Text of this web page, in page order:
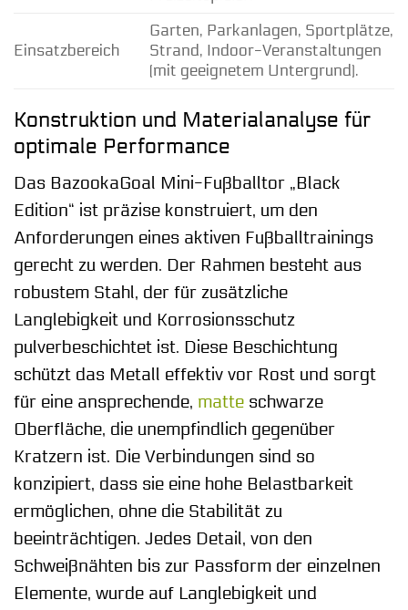
Einsatzbereich
Garten, Parkanlagen, Sportplätze,
Strand, Indoor-Veranstaltungen
(mit geeignetem Untergrund).
Konstruktion und Materialanalyse für
optimale Performance
Das BazookaGoal Mini-Fußballtor „Black
Edition“ ist präzise konstruiert, um den
Anforderungen eines aktiven Fußballtrainings
gerecht zu werden. Der Rahmen besteht aus
robustem Stahl, der für zusätzliche
Langlebigkeit und Korrosionsschutz
pulverbeschichtet ist. Diese Beschichtung
schützt das Metall effektiv vor Rost und sorgt
für eine ansprechende, matte schwarze
Oberfläche, die unempfindlich gegenüber
Kratzern ist. Die Verbindungen sind so
konzipiert, dass sie eine hohe Belastbarkeit
ermöglichen, ohne die Stabilität zu
beeinträchtigen. Jedes Detail, von den
Schweißnähten bis zur Passform der einzelnen
Elemente, wurde auf Langlebigkeit und